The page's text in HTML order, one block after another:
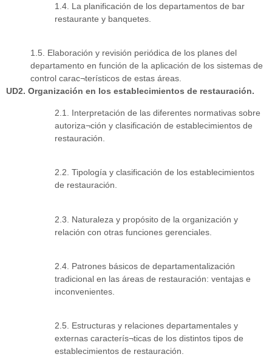
1.4. La planificación de los departamentos de bar
restaurante y banquetes.
1.5. Elaboración y revisión periódica de los planes del
departamento en función de la aplicación de los sistemas de
control carac¬terísticos de estas áreas.
UD2. Organización en los establecimientos de restauración.
2.1. Interpretación de las diferentes normativas sobre
autoriza¬ción y clasificación de establecimientos de
restauración.
2.2. Tipología y clasificación de los establecimientos
de restauración.
2.3. Naturaleza y propósito de la organización y
relación con otras funciones gerenciales.
2.4. Patrones básicos de departamentalización
tradicional en las áreas de restauración: ventajas e
inconvenientes.
2.5. Estructuras y relaciones departamentales y
externas caracterís¬ticas de los distintos tipos de
establecimientos de restauración.